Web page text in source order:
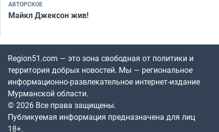
АВТОРСКОЕ
Майкл Джексон жив!
Region51.com — это зона свободная от политики и
территория добрых новостей. Мы — региональное
информационно-развлекательное интернет-издание
Мурманской области.
© 2026 Все права защищены.
Публикуемая информация предназначена для лиц
18+.